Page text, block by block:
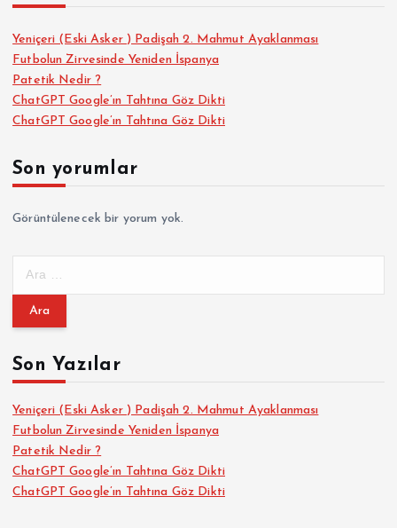
Yeniçeri (Eski Asker ) Padişah 2. Mahmut Ayaklanması
Futbolun Zirvesinde Yeniden İspanya
Patetik Nedir ?
ChatGPT Google’ın Tahtına Göz Dikti
ChatGPT Google’ın Tahtına Göz Dikti
Son yorumlar
Görüntülenecek bir yorum yok.
m
:Son Yazılar
Yeniçeri (Eski Asker ) Padişah 2. Mahmut Ayaklanması
Futbolun Zirvesinde Yeniden İspanya
Patetik Nedir ?
ChatGPT Google’ın Tahtına Göz Dikti
ChatGPT Google’ın Tahtına Göz Dikti